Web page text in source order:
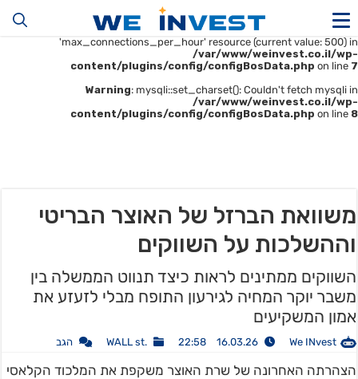
Warning
: mysqli::__construct(): (HY000/1226): User
'u414896523_maofData' has exceeded the
'max_connections_per_hour' resource (current value: 500) in
/var/www/weinvest.co.il/wp-
content/plugins/config/configBosData.php on line 7
Warning: mysqli::set_charset(): Couldn't fetch mysqli in
/var/www/weinvest.co.il/wp-
content/plugins/config/configBosData.php on line 8
משוואת הברזל של האוצר הבריטי
וההשלכות על השווקים
השווקים ממתינים לראות כיצד תנווט הממשלה בין
משבר יוקר המחיה לגירעון התופח מבלי לזעזע את
אמון המשקיעים
We INvest
16.03.26 22:58
.WALL st הגב
הצהרתה האחרונה של שרת האוצר משקפת את המלכוד הקלאסי